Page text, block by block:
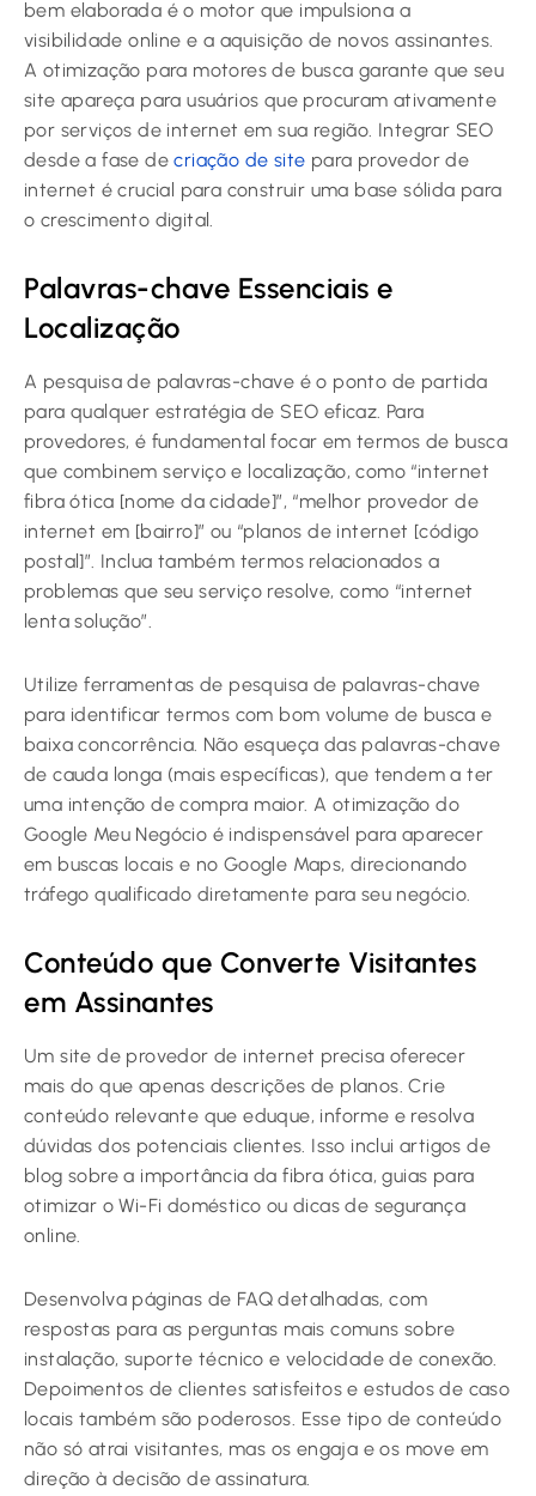
bem elaborada é o motor que impulsiona a
visibilidade online e a aquisição de novos assinantes.
A otimização para motores de busca garante que seu
site apareça para usuários que procuram ativamente
por serviços de internet em sua região. Integrar SEO
desde a fase decriação de site para provedor de
internet é crucial para construir uma base sólida para
o crescimento digital.
Palavras-chave Essenciais e
Localização
A pesquisa de palavras-chave é o ponto de partida
para qualquer estratégia de SEO eficaz. Para
provedores, é fundamental focar em termos de busca
que combinem serviço e localização, como “internet
fibra ótica [nome da cidade]”, “melhor provedor de
internet em [bairro]” ou “planos de internet [código
postal]”. Inclua também termos relacionados a
problemas que seu serviço resolve, como “internet
lenta solução”.
Utilize ferramentas de pesquisa de palavras-chave
para identificar termos com bom volume de busca e
baixa concorrência. Não esqueça das palavras-chave
de cauda longa (mais específicas), que tendem a ter
uma intenção de compra maior. A otimização do
Google Meu Negócio é indispensável para aparecer
em buscas locais e no Google Maps, direcionando
tráfego qualificado diretamente para seu negócio.
Conteúdo que Converte Visitantes
em Assinantes
Um site de provedor de internet precisa oferecer
mais do que apenas descrições de planos. Crie
conteúdo relevante que eduque, informe e resolva
dúvidas dos potenciais clientes. Isso inclui artigos de
blog sobre a importância da fibra ótica, guias para
otimizar o Wi-Fi doméstico ou dicas de segurança
online.
Desenvolva páginas de FAQ detalhadas, com
respostas para as perguntas mais comuns sobre
instalação, suporte técnico e velocidade de conexão.
Depoimentos de clientes satisfeitos e estudos de caso
locais também são poderosos. Esse tipo de conteúdo
não só atrai visitantes, mas os engaja e os move em
direção à decisão de assinatura.